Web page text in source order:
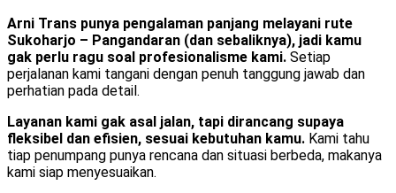
Arni Trans punya pengalaman panjang melayani rute
Sukoharjo – Pangandaran (dan sebaliknya), jadi kamu
gak perlu ragu soal profesionalisme kami. Setiap
perjalanan kami tangani dengan penuh tanggung jawab dan
perhatian pada detail.
Layanan kami gak asal jalan, tapi dirancang supaya
fleksibel dan efisien, sesuai kebutuhan kamu. Kami tahu
tiap penumpang punya rencana dan situasi berbeda, makanya
kami siap menyesuaikan.